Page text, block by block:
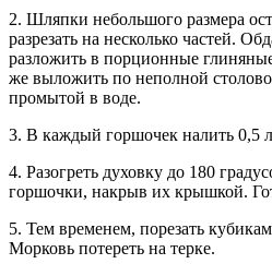
2. Шляпки небольшого размера
разрезать на несколько частей.
разложить в порционные
же выложить по неполной
промытой в воде.
3. В каждый горшочек налить 0,5
4. Разогреть духовку до 180
горшочки, накрыв их крышкой.
5. Тем временем, порезать
Морковь потереть на терке.